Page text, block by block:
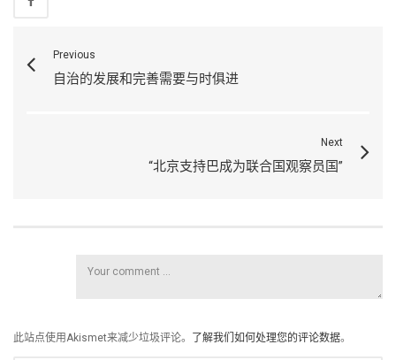
Previous
自治的发展和完善需要与时俱进
Next
“北京支持巴成为联合国观察员国”
此站点使用Akismet来减少垃圾评论。 了解我们如何处理您的评论数据。